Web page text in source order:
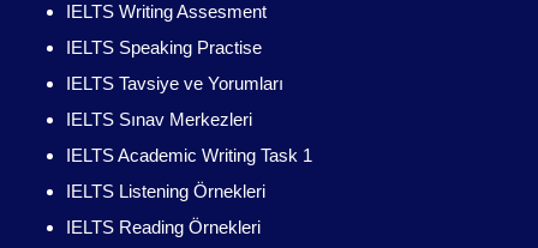
IELTS Writing Assesment
IELTS Speaking Practise
IELTS Tavsiye ve Yorumları
IELTS Sınav Merkezleri
IELTS Academic Writing Task 1
IELTS Listening Örnekleri
IELTS Reading Örnekleri